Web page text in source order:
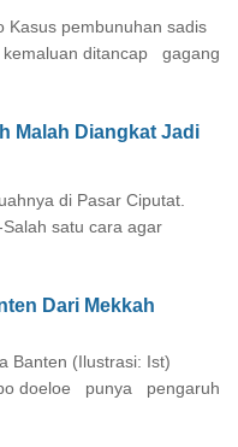
Kasus pembunuhan sadis
ditancap gagang
Malah Diangkat Jadi
di Pasar Ciputat.
satu cara agar
Dari Mekkah
Banten (Ilustrasi: Ist)
doeloe punya pengaruh